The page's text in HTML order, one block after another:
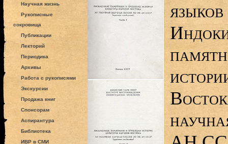
Научная жизнь
Рукописные
сокровища
Публикации
Лекторий
Периодика
Архивы
Работа с рукописями
Экскурсии
Продажа книг
Спонсорам
Аспирантура
Библиотека
ИВР в СМИ